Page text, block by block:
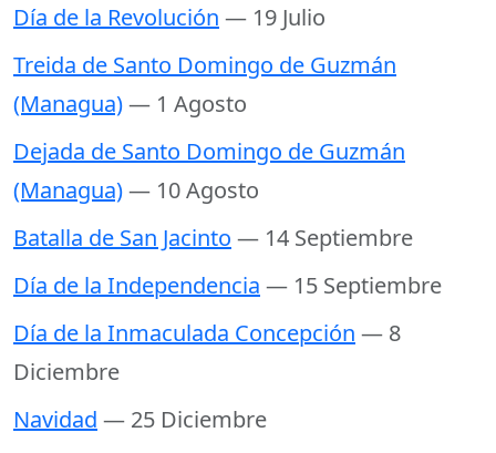
Día de la Revolución — 19 Julio
Treida de Santo Domingo de Guzmán
(Managua)— 1 Agosto
Dejada de Santo Domingo de Guzmán
(Managua)— 10 Agosto
Batalla de San Jacinto — 14 Septiembre
Día de la Independencia — 15 Septiembre
Día de la Inmaculada Concepción — 8
Diciembre
Navidad — 25 Diciembre